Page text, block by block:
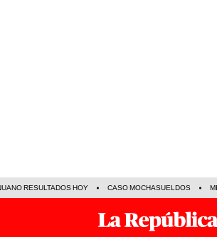
RESULTADOS HOY CASO MOCHASUELDOS